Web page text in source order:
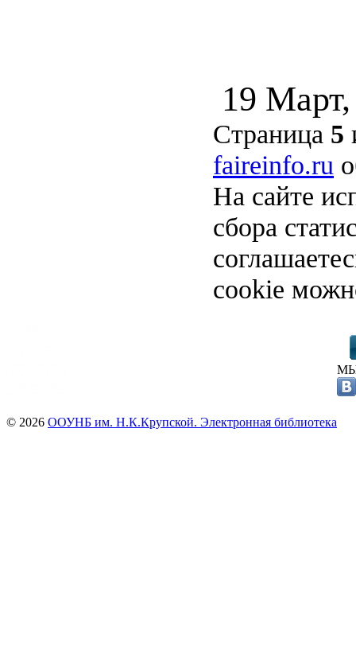
19
Страница 5
faireinfo.ru
На сайте
сбора
cookie
© 2026 ООУНБ им. Н.К.Крупской. Электронная библиотека